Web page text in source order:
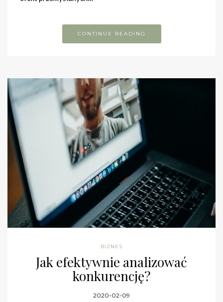
CONTINUE READING
BIZNES
Jak efektywnie analizować
konkurencję?
2020-02-09